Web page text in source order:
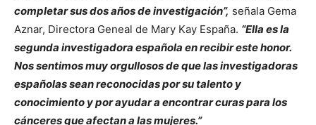
completar sus dos años de investigación”, señala Gema
Aznar, Directora Geneal de Mary Kay España. “Ella es la
segunda investigadora española en recibir este honor.
Nos sentimos muy orgullosos de que las investigadoras
españolas sean reconocidas por su talento y
conocimiento y por ayudar a encontrar curas para los
cánceres que afectan a las mujeres.”